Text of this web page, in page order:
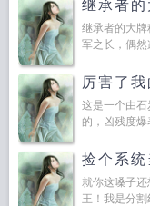
继承者
继承者的大
军之长，偶
厉害了我
这是一个由
的，凶残度
捡个系统
就你这嗓子
王！我是分割